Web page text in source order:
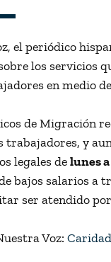
el periódico
los servicios
en medio
de Migración
y
legales delunes
bajos salarios a
ser atendido
Voz: